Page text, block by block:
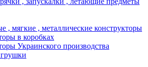
, мягкие , металлические конструкторы
в коробках
Украинского производства